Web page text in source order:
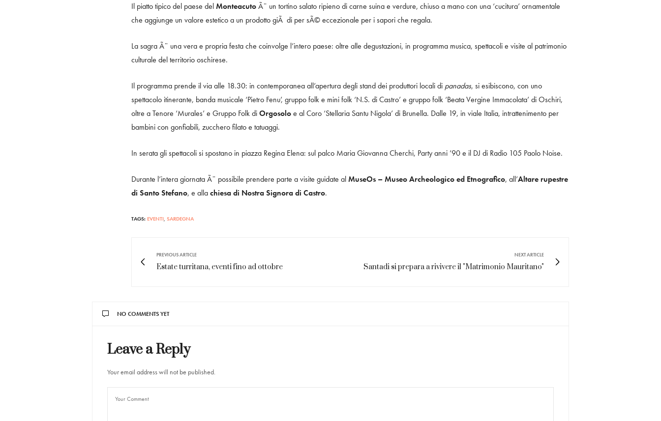
Il piatto tipico del paese delMonteacutoÃ¨ un tortino salato ripieno di carne suina e verdure, chiuso a mano con una ‘cucitura’ ornamentale
che aggiunge un valore estetico a un prodotto giÃ di per sÃ© eccezionale per i sapori che regala.
La sagra Ã¨ una vera e propria festa che coinvolge l’intero paese: oltre alle degustazioni, in programma musica, spettacoli e visite al patrimonio
culturale del territorio oschirese.
Il programma prende il via alle 18.30: in contemporanea all’apertura degli stand dei produttori locali di panadas, si esibiscono, con uno
spettacolo itinerante, banda musicale ‘Pietro Fenu’, gruppo folk e mini folk ‘N.S. di Castro’ e gruppo folk ‘Beata Vergine Immacolata’ di Oschiri,
oltre a Tenore ‘Murales’ e Gruppo Folk diOrgosoloe al Coro ‘Stellaria Santu Nigola’ di Brunella. Dalle 19, in viale Italia, intrattenimento per
bambini con gonfiabili, zucchero filato e tatuaggi.
In serata gli spettacoli si spostano in piazza Regina Elena: sul palco Maria Giovanna Cherchi, Party anni ’90 e il DJ di Radio 105 Paolo Noise.
Durante l’intera giornata Ã¨ possibile prendere parte a visite guidate alMuseOs – Museo Archeologico ed Etnografico, all’Altare rupestre
di Santo Stefano, e allachiesa di Nostra Signora di Castro.
TAGS: EVENTI SARDEGNA
PREVIOUS ARTICLE
Estate turritana, eventi fino ad ottobre
NEXT ARTICLE
Santadi si prepara a rivivere il "Matrimonio Mauritano"
NO COMMENTS YET
Leave a Reply
Your email address will not be published.